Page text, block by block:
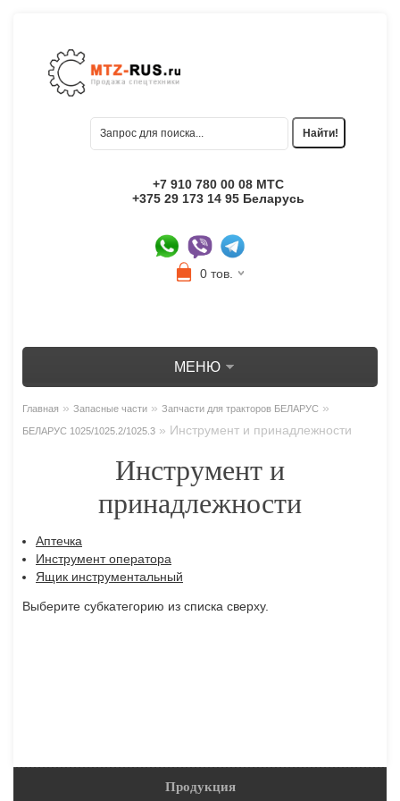
+7 910 780 00 08 МТС
+375 29 173 14 95 Беларусь
0 тов.
МЕНЮ
Главная » Запасные части » Запчасти для тракторов БЕЛАРУС »
БЕЛАРУС 1025/1025.2/1025.3 » Инструмент и принадлежности
Инструмент и
принадлежности
Аптечка
Инструмент оператора
Ящик инструментальный
Выберите субкатегорию из списка сверху.
Продукция